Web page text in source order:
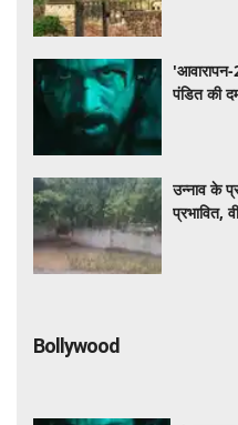
पंडित की
उन्नाव के
प्रभावित,
Bollywood